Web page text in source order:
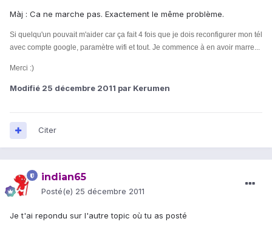
Màj : Ca ne marche pas. Exactement le même problème.
Si quelqu'un pouvait m'aider car ça fait 4 fois que je dois reconfigurer mon tél
avec compte google, paramètre wifi et tout. Je commence à en avoir marre...
Merci :)
Modifié 25 décembre 2011 par Kerumen
Citer
indian65
Posté(e) 25 décembre 2011
Je t'ai repondu sur l'autre topic où tu as posté